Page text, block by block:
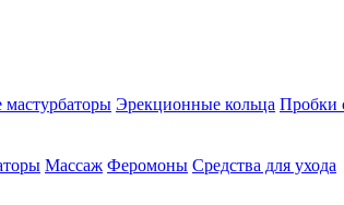
Эрекционные кольца Пробки
Массаж Феромоны Средства для ухода